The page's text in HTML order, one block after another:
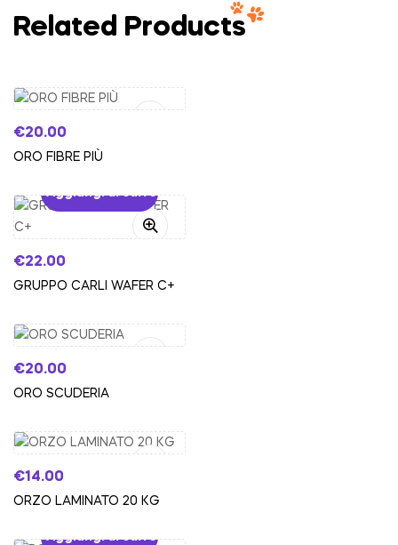
Related Products
€20.00
ORO FIBRE PIÙ
Aggiungi al carrello
€22.00
GRUPPO CARLI WAFER C+
€20.00
ORO SCUDERIA
€14.00
ORZO LAMINATO 20 KG
Aggiungi al carrello